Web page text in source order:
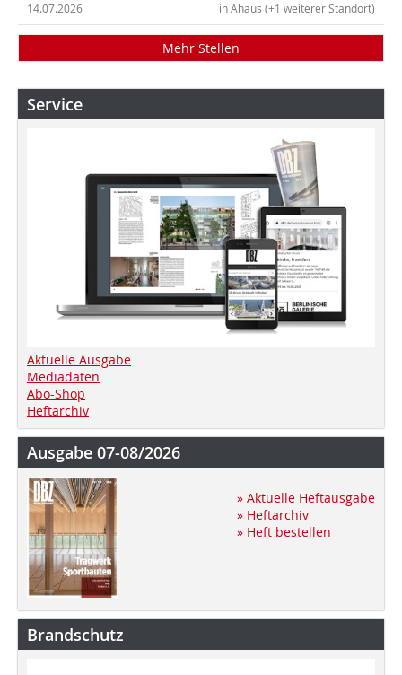
in Ahaus (+1 weiterer Standort)
14.07.2026
Mehr Stellen
Service
Aktuelle Ausgabe
Mediadaten
Abo-Shop
Heftarchiv
Ausgabe 07-08/2026
» Aktuelle Heftausgabe
» Heftarchiv
» Heft bestellen
Brandschutz